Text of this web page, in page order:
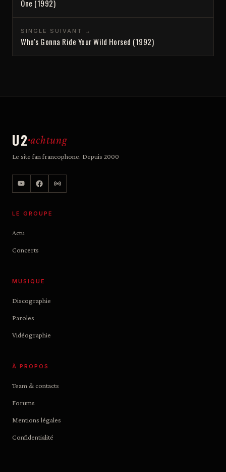
One (1992)
SINGLE SUIVANT →
Who's Gonna Ride Your Wild Horsed (1992)
U2 achtung
Le site fan francophone. Depuis 2000
LE GROUPE
Actu
Concerts
MUSIQUE
Discographie
Paroles
Vidéographie
À PROPOS
Team & contacts
Forums
Mentions légales
Confidentialité